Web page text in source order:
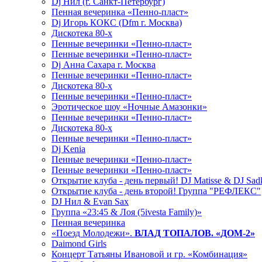
Пенная вечеринка «Пенно-пласт»
Dj Игорь КОКС (Dfm г. Москва)
Дискотека 80-х
Пенные вечеринки «Пенно-пласт»
Пенные вечеринки «Пенно-пласт»
Dj Анна Сахара г. Москва
Пенные вечеринки «Пенно-пласт»
Дискотека 80-х
Пенные вечеринки «Пенно-пласт»
Эротическое шоу «Ночные Амазонки»
Пенные вечеринки «Пенно-пласт»
Дискотека 80-х
Пенные вечеринки «Пенно-пласт»
Dj Kenia
Пенные вечеринки «Пенно-пласт»
Пенные вечеринки «Пенно-пласт»
Открытие клуба - день первый! DJ Matisse & DJ
Открытие клуба - день второй! Группа "РЕФЛЕКС"
DJ Нил & Evan Sax
Группа «23:45 & Лоя (5ivesta Family)»
Пенная вечеринка
«Поезд Молодежи». ВЛАД ТОПАЛОВ. «ДОМ-2»
Daimond Girls
Концерт Татьяны Ивановой и гр. «Комбинация»